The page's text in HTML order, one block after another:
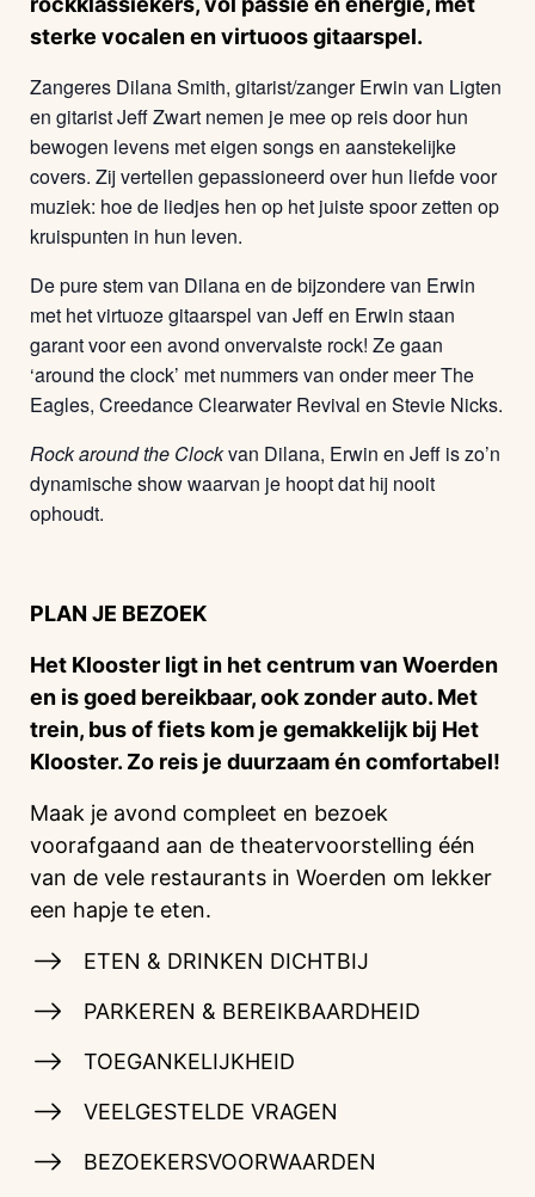
sterke vocalen en virtuoos gitaarspel.
Zangeres Dilana Smith, gitarist/zanger Erwin van Ligten
en gitarist Jeff Zwart nemen je mee op reis door hun
bewogen levens met eigen songs en aanstekelijke
covers. Zij vertellen gepassioneerd over hun liefde voor
muziek: hoe de liedjes hen op het juiste spoor zetten op
kruispunten in hun leven.
De pure stem van Dilana en de bijzondere van Erwin
met het virtuoze gitaarspel van Jeff en Erwin staan
garant voor een avond onvervalste rock! Ze gaan
‘around the clock’ met nummers van onder meer The
Eagles, Creedance Clearwater Revival en Stevie Nicks.
Rock around the Clockvan Dilana, Erwin en Jeff is zo’n
dynamische show waarvan je hoopt dat hij nooit
ophoudt.
PLAN JE BEZOEK
Het Klooster ligt in het centrum van Woerden
en is goed bereikbaar, ook zonder auto. Met
trein, bus of fiets kom je gemakkelijk bij Het
Klooster. Zo reis je duurzaam én comfortabel!
Maak je avond compleet en bezoek
voorafgaand aan de theatervoorstelling één
van de vele restaurants in Woerden om lekker
een hapje te eten.
ETEN & DRINKEN DICHTBIJ
PARKEREN & BEREIKBAARDHEID
TOEGANKELIJKHEID
VEELGESTELDE VRAGEN
BEZOEKERSVOORWAARDEN